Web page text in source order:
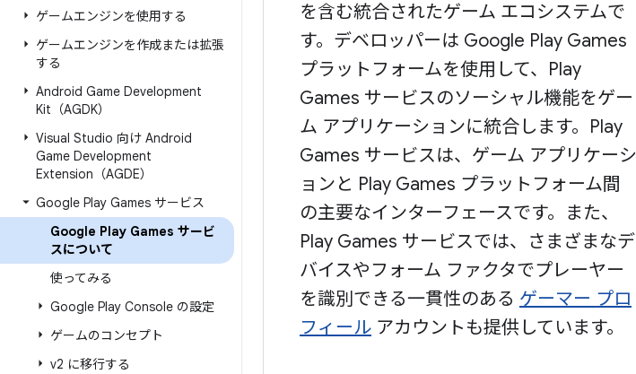
ゲームエンジンを使用する
ゲームエンジンを作成または拡張
する
Android Game Development
Kit（AGDK）
Visual Studio 向け Android
Game Development
Extension（AGDE）
Google Play Games サービス
Google Play Games サービ
スについて
使ってみる
Google Play Console の設定
ゲームのコンセプト
v2 に移行する
を含む統合されたゲーム エコシステムで
す。デベロッパーは Google Play Games
プラットフォームを使用して、Play
Games サービスのソーシャル機能をゲー
ム アプリケーションに統合します。Play
Games サービスは、ゲーム アプリケーシ
ョンと Play Games プラットフォーム間
の主要なインターフェースです。また、
Play Games サービスでは、さまざまなデ
バイスやフォーム ファクタでプレーヤー
を識別できる一貫性のある ゲーマー プロ
フィール アカウントも提供しています。